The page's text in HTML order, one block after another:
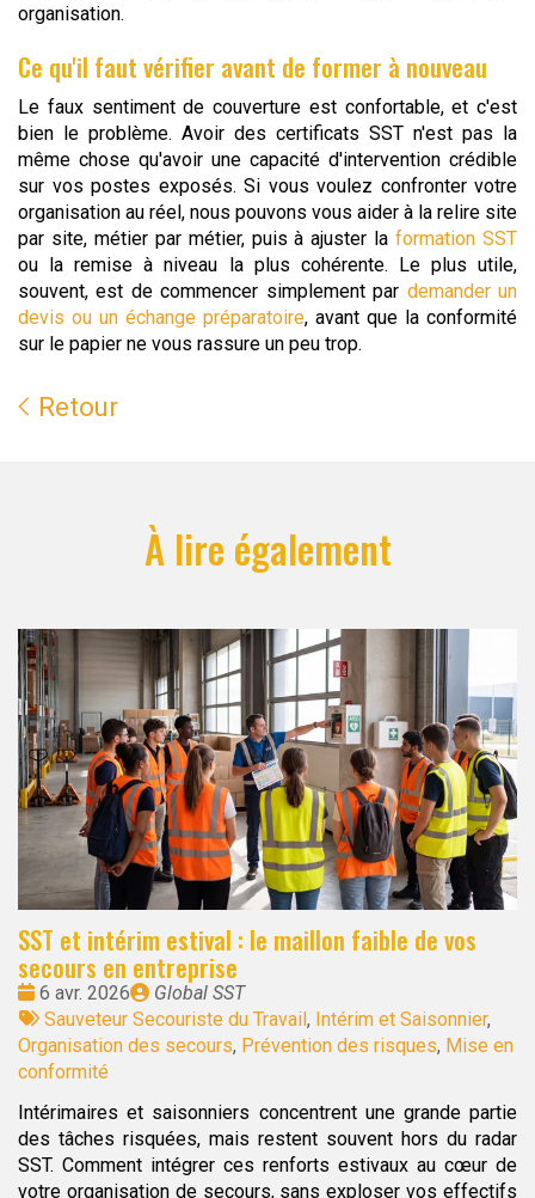
organisation.
Ce qu'il faut vérifier avant de former à nouveau
Le faux sentiment de couverture est confortable, et c'est
bien le problème. Avoir des certificats SST n'est pas la
même chose qu'avoir une capacité d'intervention crédible
sur vos postes exposés. Si vous voulez confronter votre
organisation au réel, nous pouvons vous aider à la relire site
par site, métier par métier, puis à ajuster laformation SST
ou la remise à niveau la plus cohérente. Le plus utile,
souvent, est de commencer simplement par demander un
devis ou un échange préparatoire, avant que la conformité
sur le papier ne vous rassure un peu trop.
Retour
À lire également
SST et intérim estival : le maillon faible de vos
secours en entreprise
Date
:
6 avr. 2026
Publié
par
Global SST
Tags
:
Sauveteur Secouriste du Travail, Intérim et Saisonnier,
Organisation des secours, Prévention des risques, Mise en
conformité
Intérimaires et saisonniers concentrent une grande partie
des tâches risquées, mais restent souvent hors du radar
SST. Comment intégrer ces renforts estivaux au cœur de
votre organisation de secours, sans exploser vos effectifs